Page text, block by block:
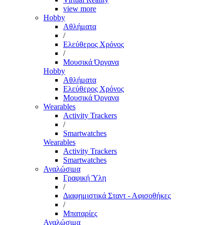
view more
Hobby
Αθλήματα
/
Ελεύθερος Χρόνος
/
Μουσικά Όργανα
Hobby
Αθλήματα
Ελεύθερος Χρόνος
Μουσικά Όργανα
Wearables
Activity Trackers
/
Smartwatches
Wearables
Activity Trackers
Smartwatches
Αναλώσιμα
Γραφική Ύλη
/
Διαφημιστικά Σταντ - Αφισοθήκες
/
Μπαταρίες
Αναλώσιμα